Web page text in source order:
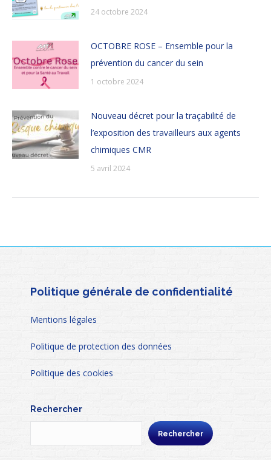
24 octobre 2024
OCTOBRE ROSE – Ensemble pour la
prévention du cancer du sein
1 octobre 2024
Nouveau décret pour la traçabilité de
l’exposition des travailleurs aux agents
chimiques CMR
5 avril 2024
Politique générale de confidentialité
Mentions légales
Politique de protection des données
Politique des cookies
Rechercher
Rechercher